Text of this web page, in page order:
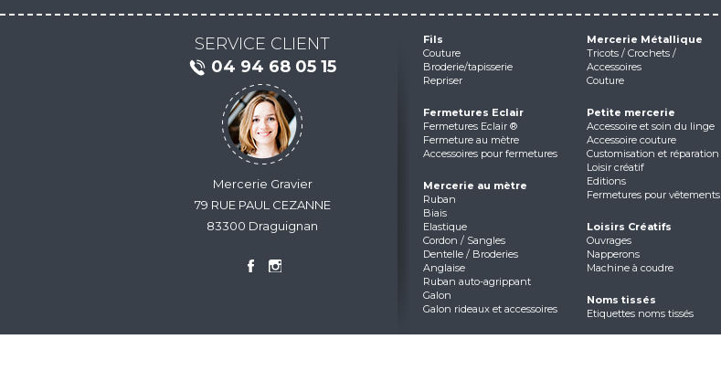
SERVICE CLIENT
04 94 68 05 15
Mercerie Gravier
79 RUE PAUL CEZANNE
83300 Draguignan
Fils
Couture
Broderie/tapisserie
Repriser
Fermetures Eclair
Fermetures Eclair ®
Fermeture au mètre
Accessoires pour fermetures
Mercerie au mètre
Ruban
Biais
Elastique
Cordon / Sangles
Dentelle / Broderies
Anglaise
Ruban auto-agrippant
Galon
Galon rideaux et accessoires
Mercerie Métallique
Tricots / Crochets /
Accessoires
Couture
Petite mercerie
Accessoire et soin du linge
Accessoire couture
Customisation et réparation
Loisir créatif
Editions
Fermetures pour vêtements
Loisirs Créatifs
Ouvrages
Napperons
Machine à coudre
Noms tissés
Etiquettes noms tissés